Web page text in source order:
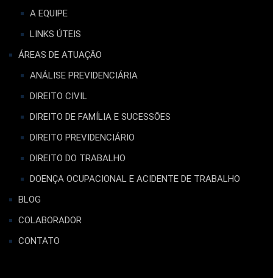
A EQUIPE
LINKS ÚTEIS
ÁREAS DE ATUAÇÃO
ANÁLISE PREVIDENCIÁRIA
DIREITO CIVIL
DIREITO DE FAMÍLIA E SUCESSÕES
DIREITO PREVIDENCIÁRIO
DIREITO DO TRABALHO
DOENÇA OCUPACIONAL E ACIDENTE DE TRABALHO
BLOG
COLABORADOR
CONTATO